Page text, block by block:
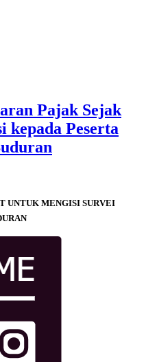
Pajak Sejak
kepada Peserta
UNTUK MENGISI SURVEI